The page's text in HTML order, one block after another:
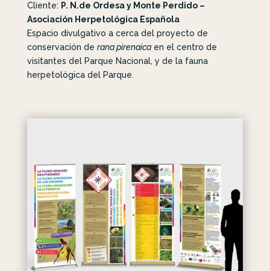
Cliente: P. N.de Ordesa y Monte Perdido –
Asociación Herpetológica Española
Espacio divulgativo a cerca del proyecto de
conservación de rana pirenaicaen el centro de
visitantes del Parque Nacional, y de la fauna
herpetológica del Parque.